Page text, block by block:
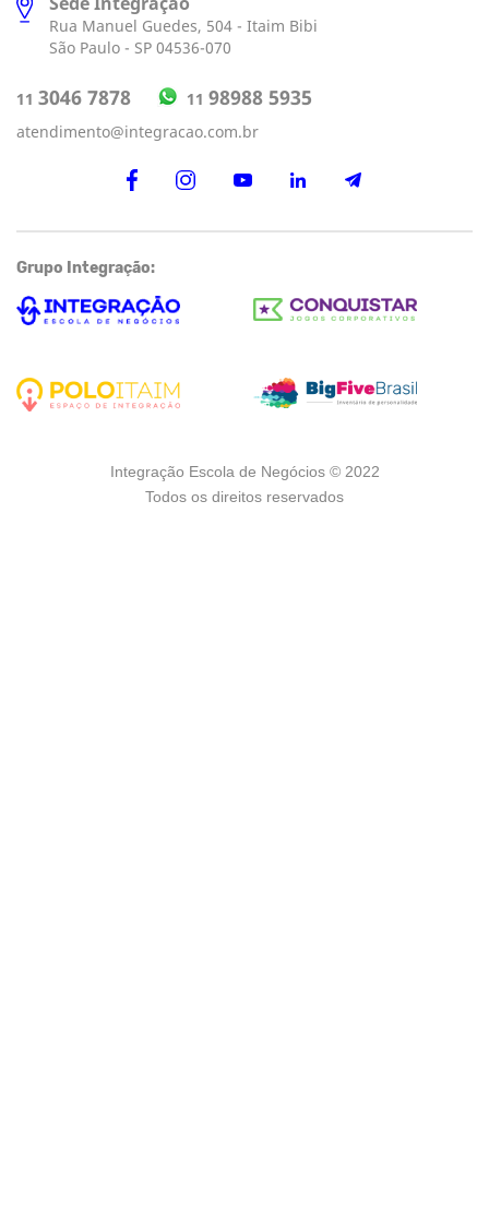
Rua Manuel Guedes, 504 - Itaim Bibi
São Paulo - SP 04536-070
11 3046 7878 11 98988 5935
atendimento@integracao.com.br
Grupo Integração:
Integração Escola de Negócios © 2022
Todos os direitos reservados